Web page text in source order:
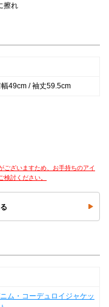
擦れ
49cm / 袖丈59.5cm
ございますため、お手持ちのアイ
討ください。
ム・コーデュロイジャケッ